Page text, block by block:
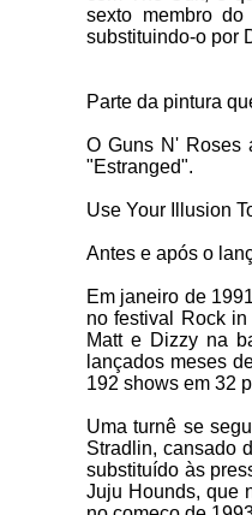
sexto membro
substituindo-o por
Parte da pintura
O Guns N' Roses
"Estranged".
Use Your Illusion
Antes e após o
Em janeiro de
no festival Rock
Matt e Dizzy na
lançados meses
192 shows em 32
Umaturnê se
Stradlin, cansado
substituído às
Juju Hounds, que